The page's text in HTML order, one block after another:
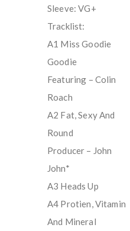
Sleeve: VG+
Tracklist:
A1 Miss Goodie
Goodie
Featuring – Colin
Roach
A2 Fat, Sexy And
Round
Producer – John
John*
A3 Heads Up
A4 Protien, Vitamin
And Mineral